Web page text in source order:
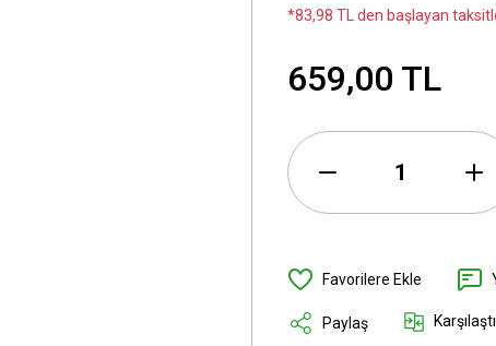
*83,98 TL den başlayan
659,00 TL
Paylaş